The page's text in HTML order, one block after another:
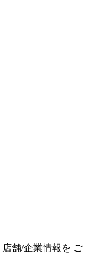
店舗/企業情報を ご